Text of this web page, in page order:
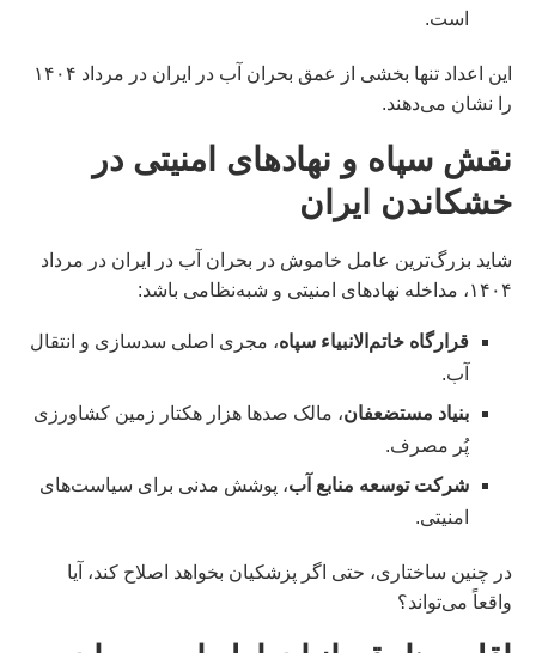
است.
این اعداد تنها بخشی از عمق بحران آب در ایران در مرداد ۱۴۰۴
را نشان می‌دهند.
نقش سپاه و نهادهای امنیتی در
خشکاندن ایران
شاید بزرگ‌ترین عامل خاموش در بحران آب در ایران در مرداد
۱۴۰۴، مداخله نهادهای امنیتی و شبه‌نظامی باشد:
قرارگاه خاتم‌الانبیاء سپاه، مجری اصلی سدسازی و انتقال
آب.
بنیاد مستضعفان، مالک صدها هزار هکتار زمین کشاورزی
پُر مصرف.
شرکت توسعه منابع آب، پوشش مدنی برای سیاست‌های
امنیتی.
در چنین ساختاری، حتی اگر پزشکیان بخواهد اصلاح کند، آیا
واقعاً می‌تواند؟